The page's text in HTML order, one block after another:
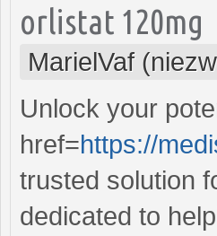
orlistat 120mg
MarielVaf
Unlock your
href=https://
trusted solution
dedicated to